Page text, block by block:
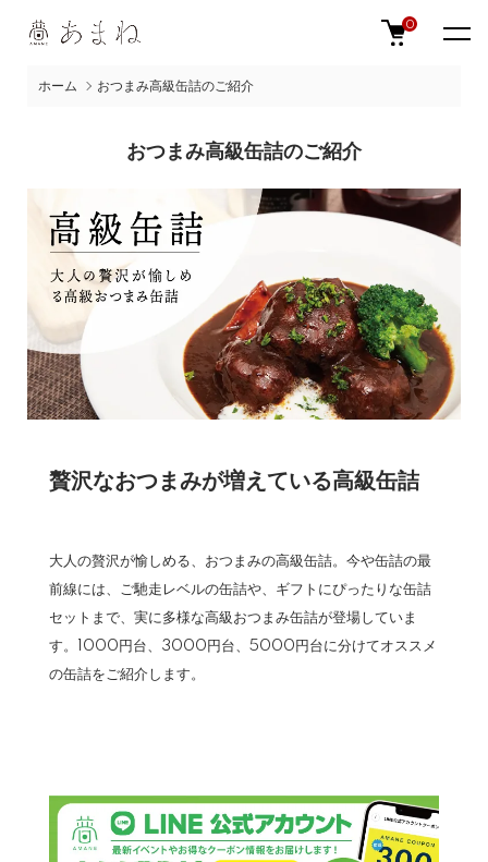
0
ホーム おつまみ高級缶詰のご紹介
おつまみ高級缶詰のご紹介
贅沢なおつまみが増えている高級缶詰
大人の贅沢が愉しめる、おつまみの高級缶詰。今や缶詰の最
前線には、ご馳走レベルの缶詰や、ギフトにぴったりな缶詰
セットまで、実に多様な高級おつまみ缶詰が登場していま
す。1000円台、3000円台、5000円台に分けてオススメ
の缶詰をご紹介します。